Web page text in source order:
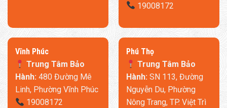
19008172
​Vĩnh Phúc
Trung Tâm Bảo
Hành:480 Đường Mê
Linh, Phường Vĩnh Phúc
19008172
​Phú Thọ
Trung Tâm Bảo
Hành:SN 113, Đường
Nguyễn Du, Phường
Nông Trang, TP. Việt Trì